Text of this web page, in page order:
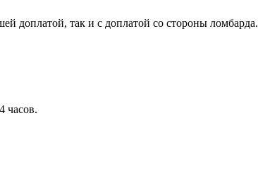
доплатой, так и с доплатой со стороны ломбарда.
часов.